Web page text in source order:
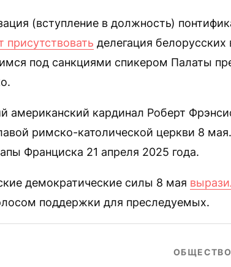
(вступление в должность)
присутствовать делегация белорусских
под санкциями спикером Палаты
американский кардинал Роберт
римско-католической церкви 8
Франциска 21 апреля 2025 года.
демократические силы 8 мая
поддержки для преследуемых.